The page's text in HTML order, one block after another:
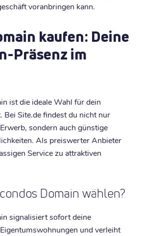
voranbringen kann.
kaufen: Deine
Präsenz im
ist die ideale Wahl für dein
Bei Site.de findest du nicht nur
sondern auch günstige
Als preiswerter Anbieter
Service zu attraktiven
Domain wählen?
signalisiert sofort deine
und verleiht